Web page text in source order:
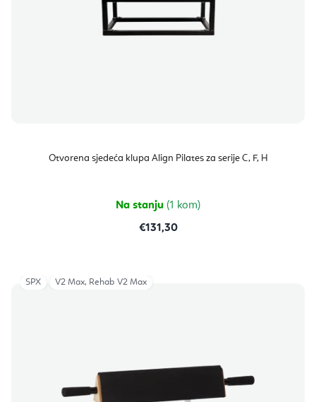
Otvorena sjedeća klupa Align Pilates za serije C, F, H
Na stanju (1 kom)
€131,30
SPX V2 Max, Rehab V2 Max